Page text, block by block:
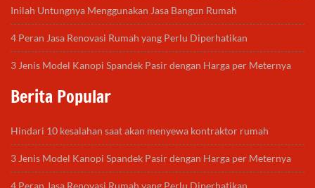
Inilah Untungnya Menggunakan Jasa Bangun Rumah
4 Peran Jasa Renovasi Rumah yang Perlu Diperhatikan
3 Jenis Model Kanopi Spandek Pasir dengan Harga per Meternya
Berita Popular
Hindari 10 kesalahan saat akan menyewa kontraktor rumah
3 Jenis Model Kanopi Spandek Pasir dengan Harga per Meternya